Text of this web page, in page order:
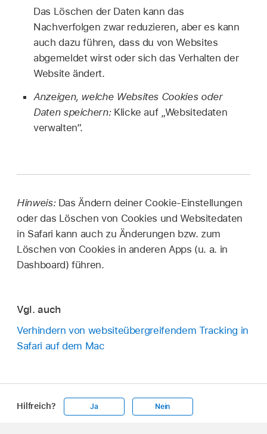
Das Löschen der Daten kann das
Nachverfolgen zwar reduzieren, aber es kann
auch dazu führen, dass du von Websites
abgemeldet wirst oder sich das Verhalten der
Website ändert.
Anzeigen, welche Websites Cookies oder
Daten speichern:Klicke auf „Websitedaten
verwalten“.
Hinweis: Das Ändern deiner Cookie-Einstellungen
oder das Löschen von Cookies und Websitedaten
in Safari kann auch zu Änderungen bzw. zum
Löschen von Cookies in anderen Apps (u. a. in
Dashboard) führen.
Vgl. auch
Verhindern von websiteübergreifendem Tracking in
Safari auf dem Mac
Hilfreich? Ja Nein